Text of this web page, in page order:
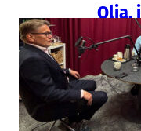
Olja,
Jan
Kriget i
och
som
–